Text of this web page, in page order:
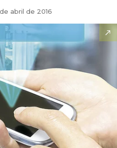
abril de 2016